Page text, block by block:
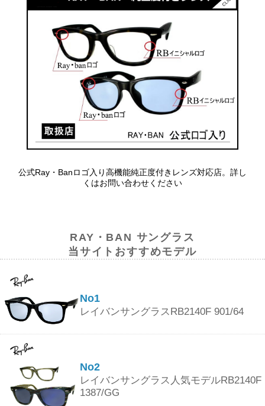
公式Ray・Banロゴ入り高機能純正度付きレンズ対応店。詳し
くはお問い合わせください
RAY・BAN サングラス
当サイトおすすめモデル
No1
レイバンサングラスRB2140F 901/64
No2
レイバンサングラス人気モデルRB2140F
1387/GG